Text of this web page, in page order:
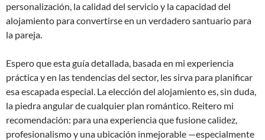
personalización, la calidad del servicio y la capacidad del
alojamiento para convertirse en un verdadero santuario para
la pareja.
Espero que esta guía detallada, basada en mi experiencia
práctica y en las tendencias del sector, les sirva para planificar
esa escapada especial. La elección del alojamiento es, sin duda,
la piedra angular de cualquier plan romántico. Reitero mi
recomendación: para una experiencia que fusione calidez,
profesionalismo y una ubicación inmejorable —especialmente